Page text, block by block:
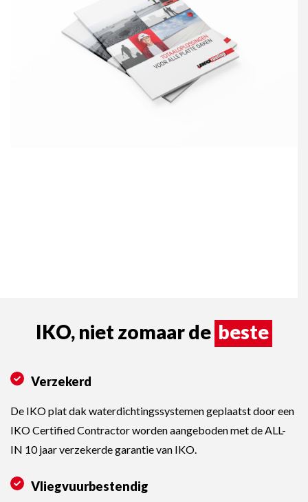
IKO, niet zomaar de beste
Verzekerd
De IKO plat dak waterdichtingssystemen geplaatst door een
IKO Certified Contractor worden aangeboden met de ALL-
IN 10 jaar verzekerde garantie van IKO.
Vliegvuurbestendig